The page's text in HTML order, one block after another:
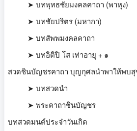
➤ บทพุทธชัยมงคลคาถา (พาหุง)
➤ บทชัยปริตร (มหากา)
➤ บทสัพพมงคลคาถา
➤ บทอิติปิ โส เท่าอายุ + ๑
สวดชินบัญชรคาถา บุญกุศลนำพาให้พบสุ
➤ บทสวดนำ
➤ พระคาถาชินบัญชร
บทสวดมนต์ประจำวันเกิด